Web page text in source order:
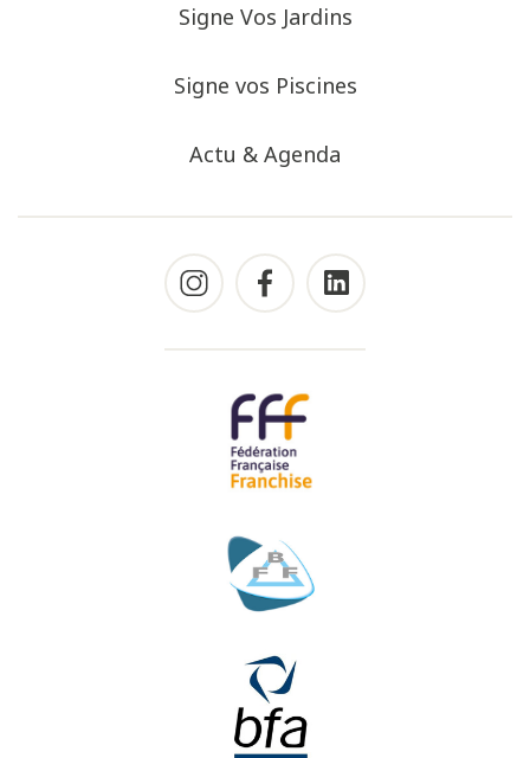
Signe Vos Jardins
Signe vos Piscines
Actu & Agenda